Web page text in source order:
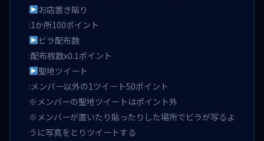
お店置き貼り
:1か所100ポイント
ビラ配布数
:配布枚数x0.1ポイント
聖地ツイート
:メンバー以外の1ツイート50ポイント
※メンバーの聖地ツイートはポイント外
※メンバーが置いたり貼ったりした場所でビラが写るよ
うに写真をとりツイートする